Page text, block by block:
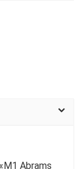
Abrams